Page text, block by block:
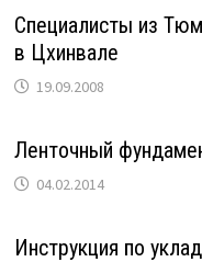
Специалисты из
в Цхинвале
19.09.2008
Ленточный
04.02.2014
Инструкция по